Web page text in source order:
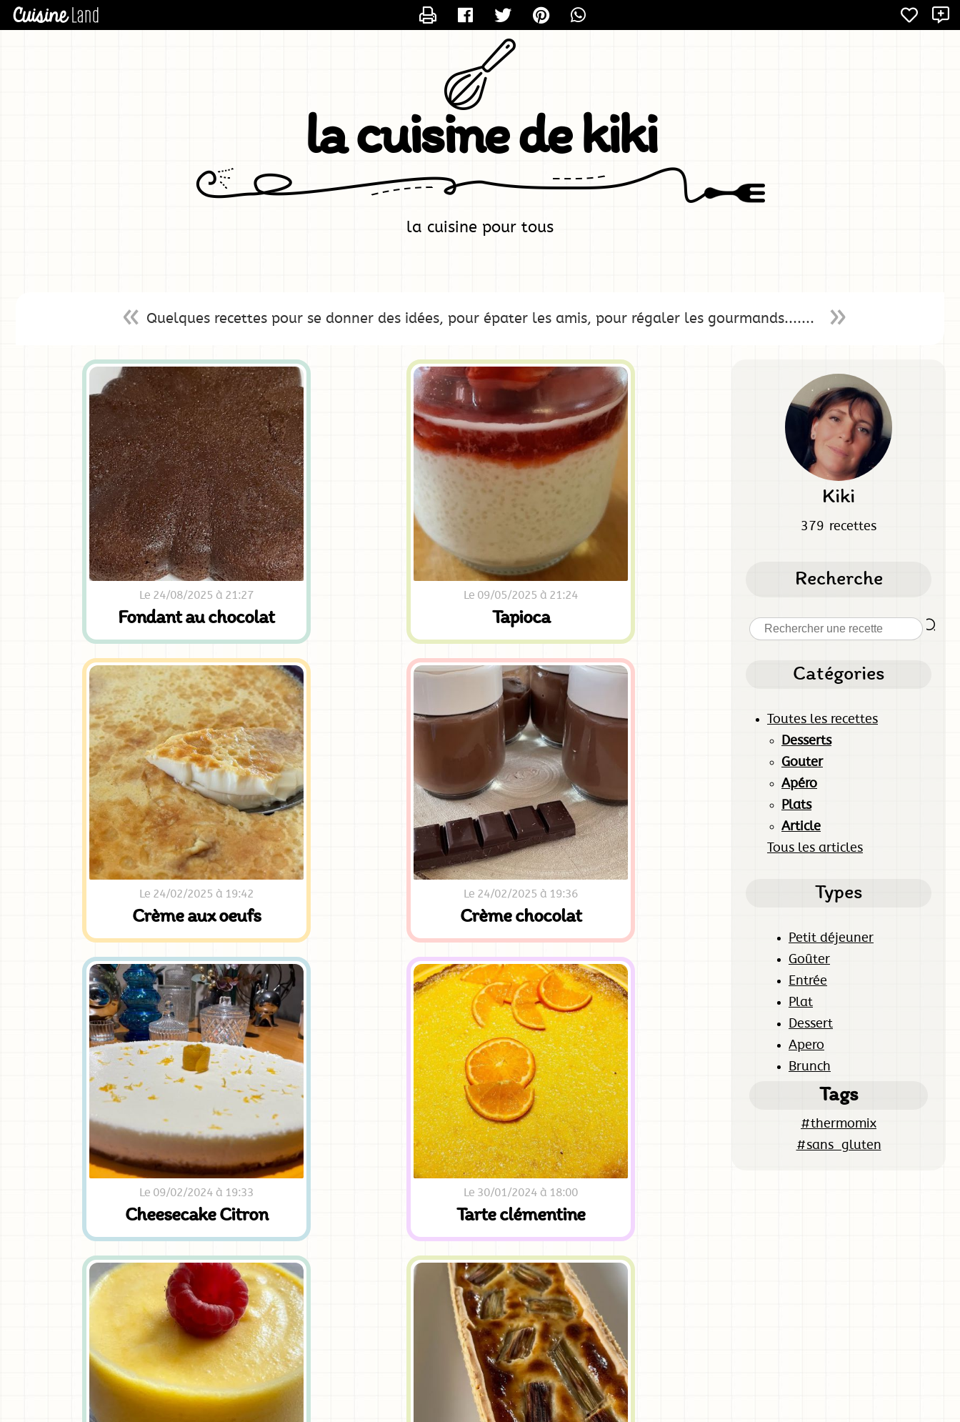
la cuisine de kiki
la cuisine pour tous
Quelques recettes pour se donner des idées, pour épater les amis, pour régaler les gourmands.......
Le 24/08/2025 à 21:27
Fondant au chocolat
Le 09/05/2025 à 21:24
Tapioca
Le 24/02/2025 à 19:42
Crème aux oeufs
Le 24/02/2025 à 19:36
Crème chocolat
Le 09/02/2024 à 19:33
Cheesecake Citron
Le 30/01/2024 à 18:00
Tarte clémentine
Kiki
379 recettes
Recherche
Catégories
Toutes les recettes
Desserts
Gouter
Apéro
Plats
Article
Tous les articles
Types
Petit déjeuner
Goûter
Entrée
Plat
Dessert
Apero
Brunch
Tags
#thermomix
#sans_gluten
X
CONTACTER KIKI